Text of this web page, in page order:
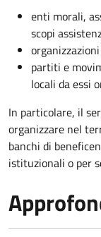
enti morali,
scopi
partiti e
locali da essi
In particolare, il
organizzare nel
banchi di
istituzionali o per